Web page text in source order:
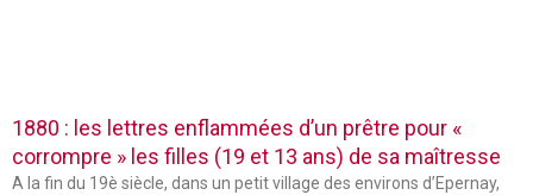
1880 : les lettres enflammées d’un prêtre pour «
corrompre » les filles (19 et 13 ans) de sa maîtresse
A la fin du 19è siècle, dans un petit village des environs d’Epernay,